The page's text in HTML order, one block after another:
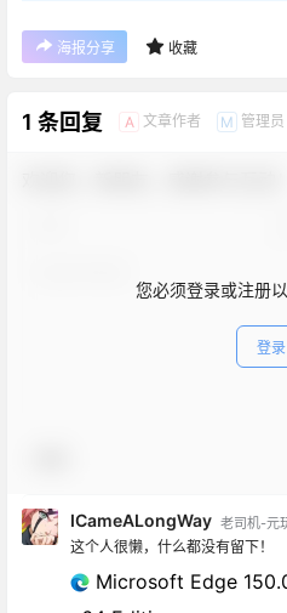
海报分享 收藏
1 条回复 A 文章作者 M 管理员
您必须登录或注册
登录
ICameALongWay 老司机-元
这个人很懒，什么都没有留下！
Microsoft Edge